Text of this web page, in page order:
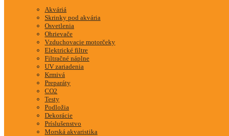
Akváriá
Skrinky pod akvária
Osvetlenia
Ohrievače
Vzduchovacie motorčeky
Elektrické filtre
Filtračné náplne
UV zariadenia
Krmivá
Preparáty
CO2
Testy
Podložia
Dekorácie
Príslušenstvo
Morská akvaristika